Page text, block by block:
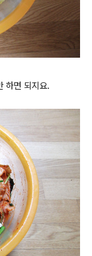
하면 되지요.